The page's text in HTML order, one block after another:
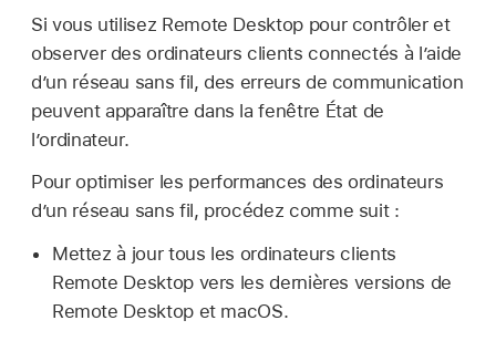
Si vous utilisez Remote Desktop pour contrôler et
observer des ordinateurs clients connectés à l’aide
d’un réseau sans fil, des erreurs de communication
peuvent apparaître dans la fenêtre État de
l’ordinateur.
Pour optimiser les performances des ordinateurs
d’un réseau sans fil, procédez comme suit :
Mettez à jour tous les ordinateurs clients
Remote Desktop vers les dernières versions de
Remote Desktop et macOS.